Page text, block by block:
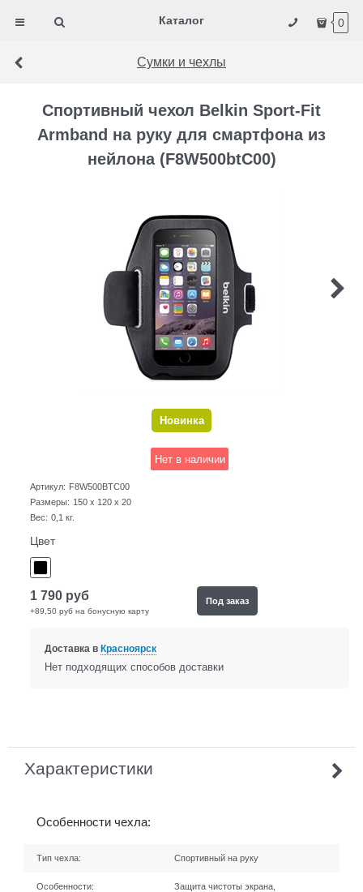
Каталог 0
Сумки и чехлы
Спортивный чехол Belkin Sport-Fit
Armband на руку для смартфона из
нейлона (F8W500btC00)
Новинка
Нет в наличии
Артикул: F8W500BTC00
Размеры: 150 x 120 x 20
Вес: 0,1 кг.
Цвет
1 790 руб
+89,50 руб на бонусную карту
Под заказ
Доставка в Красноярск
Нет подходящих способов доставки
Характеристики
Особенности чехла:
Тип чехла: Спортивный на руку
Особенности:
Защита чистоты экрана,